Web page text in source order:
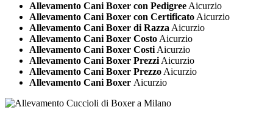
Allevamento Cani Boxer con Pedigree Aicurzio
Allevamento Cani Boxer con Certificato Aicurzio
Allevamento Cani Boxer di Razza Aicurzio
Allevamento Cani Boxer Costo Aicurzio
Allevamento Cani Boxer Costi Aicurzio
Allevamento Cani Boxer Prezzi Aicurzio
Allevamento Cani Boxer Prezzo Aicurzio
Allevamento Cani Boxer Aicurzio